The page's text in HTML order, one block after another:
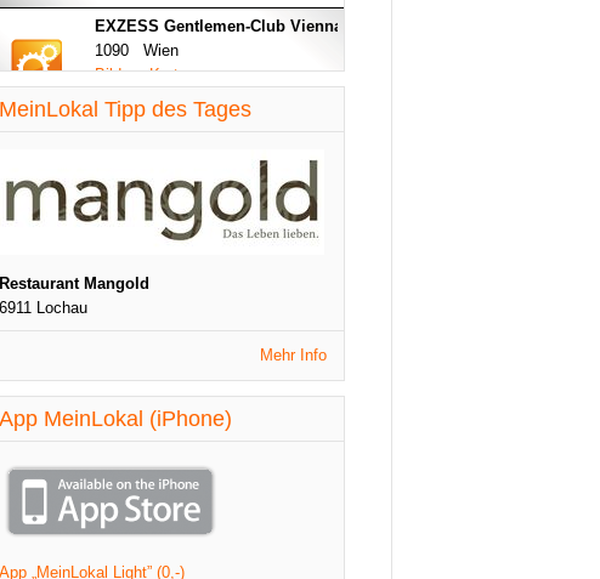
EXZESS Gentlemen-Club Vienna
1090 Wien
Bilder - Karte
diese Woche aktualisiert
Veranstaltungen
diese Woche aktualisiert
MeinLokal Tipp des Tages
Restaurant Mangold
6911 Lochau
Mehr Info
App MeinLokal (iPhone)
App „MeinLokal Light” (0,-)